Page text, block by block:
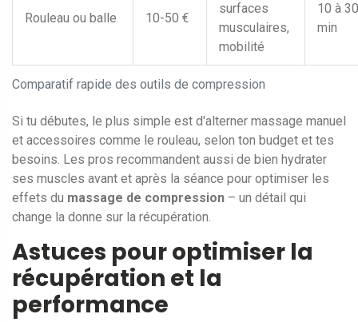
Comparatif rapide des outils de compression
Rouleau ou balle 10-50 €
surfaces
musculaires,
mobilité
10 à 30
min
Si tu débutes, le plus simple est d'alterner massage manuel
et accessoires comme le rouleau, selon ton budget et tes
besoins. Les pros recommandent aussi de bien hydrater
ses muscles avant et après la séance pour optimiser les
effets du massage de compression – un détail qui
change la donne sur la récupération.
Astuces pour optimiser la
récupération et la
performance